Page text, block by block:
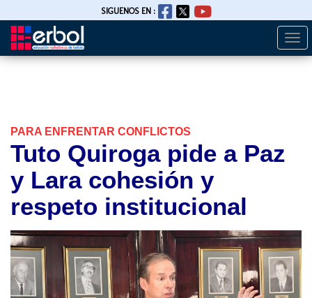
Pasar
SIGUENOS EN :
PARA ENFRENTAR CONFLICTOS
Tuto Quiroga pide a Paz
y Lara cohesión y
respeto institucional